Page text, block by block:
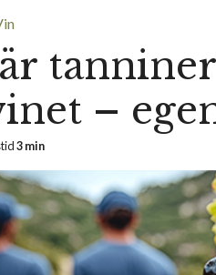
–
3 min